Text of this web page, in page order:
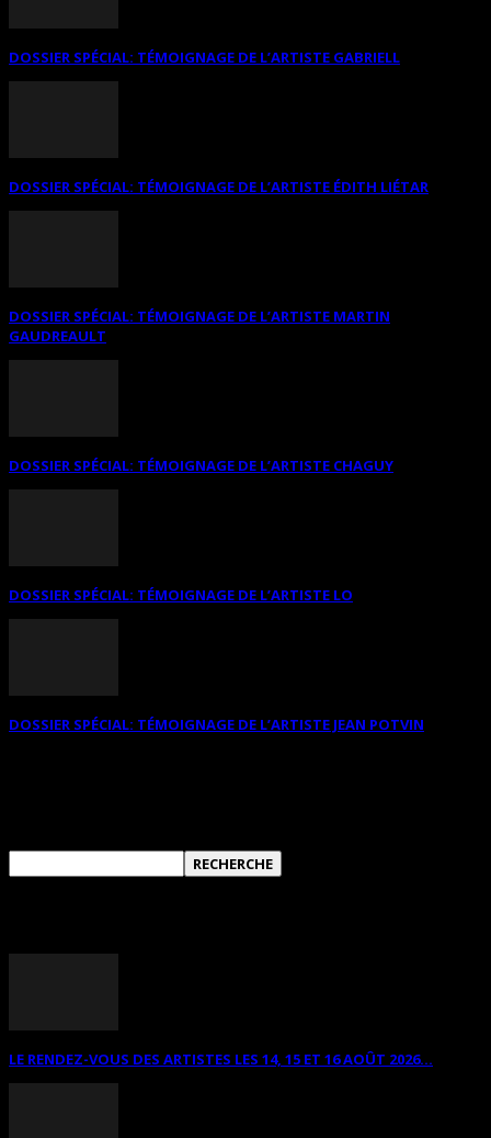
DOSSIER SPÉCIAL: TÉMOIGNAGE DE L’ARTISTE GABRIELL
DOSSIER SPÉCIAL: TÉMOIGNAGE DE L’ARTISTE ÉDITH LIÉTAR
DOSSIER SPÉCIAL: TÉMOIGNAGE DE L’ARTISTE MARTIN
GAUDREAULT
DOSSIER SPÉCIAL: TÉMOIGNAGE DE L’ARTISTE CHAGUY
DOSSIER SPÉCIAL: TÉMOIGNAGE DE L’ARTISTE LO
DOSSIER SPÉCIAL: TÉMOIGNAGE DE L’ARTISTE JEAN POTVIN
LE RENDEZ-VOUS DES ARTISTES LES 14, 15 ET 16 AOÛT 2026...